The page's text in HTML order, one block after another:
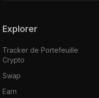
Explorer
Tracker de Portefeuille
Crypto
Swap
Earn